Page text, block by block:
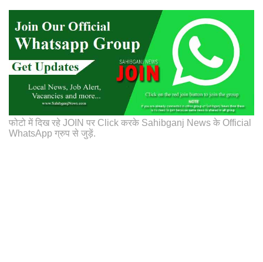
फोटो में दिख रहे JOIN पर Click करके Sahibganj News के Official
WhatsApp ग्रुप से जुड़ें.